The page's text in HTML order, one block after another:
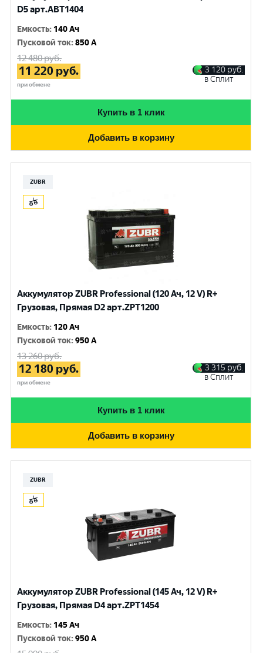
D5 арт.ABT1404
Емкость: 140 Ач
Пусковой ток:850 A
12 480руб.
11 220 руб.
при обмене
3 120 руб.
в Сплит
Купить в 1 клик
Добавить в корзину
ZUBR
Аккумулятор ZUBR Professional (120 Ач, 12 V) R+
Грузовая, Прямая D2 арт.ZPT1200
Емкость: 120 Ач
Пусковой ток:950 A
13 260руб.
12 180 руб.
при обмене
3 315 руб.
в Сплит
Купить в 1 клик
Добавить в корзину
ZUBR
Аккумулятор ZUBR Professional (145 Ач, 12 V) R+
Грузовая, Прямая D4 арт.ZPT1454
Емкость: 145 Ач
Пусковой ток:950 A